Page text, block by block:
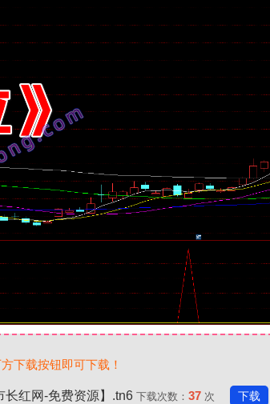
下载按钮即可下载！
红网-免费资源】.tn6 下载次数： 37次 下载